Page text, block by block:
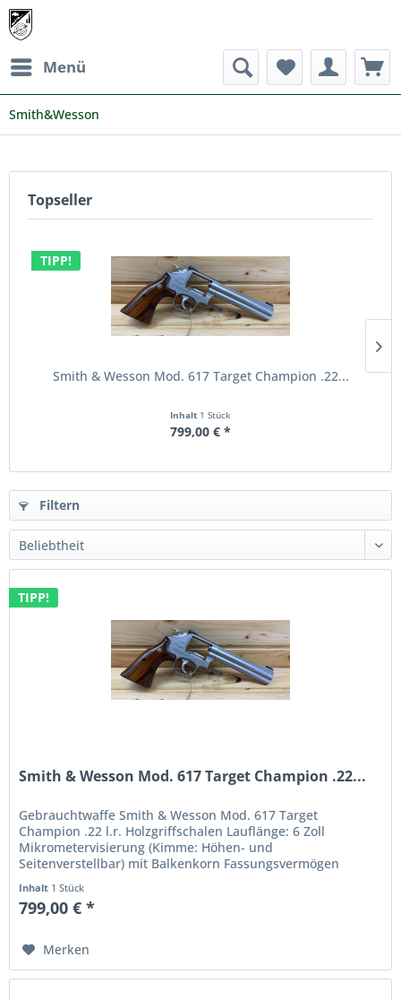
Menü
Smith&Wesson
Topseller
TIPP!
Smith & Wesson Mod. 617 Target Champion .22...
Inhalt 1 Stück
799,00 € *
Filtern
TIPP!
Smith & Wesson Mod. 617 Target Champion .22...
Gebrauchtwaffe Smith & Wesson Mod. 617 Target
Champion .22 l.r. Holzgriffschalen Lauflänge: 6 Zoll
Mikrometervisierung (Kimme: Höhen- und
Seitenverstellbar) mit Balkenkorn Fassungsvermögen
Inhalt 1 Stück
799,00 € *
Merken